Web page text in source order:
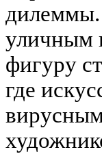
дилеммы.
уличным
фигуру
где